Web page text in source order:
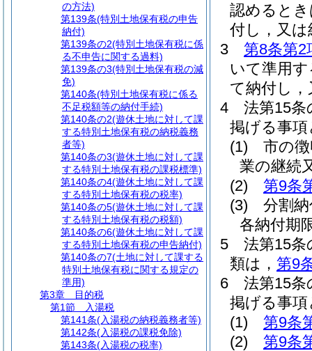
認めると
付し，又
3
第8条第2
いて準用
て納付し
4
法第15
掲げる事
(1)
市の
業の継続
(2)
第9条
(3)
分割
各納付期
5
法第15条
類は， 第9
6
法第15
掲げる事
(1)
第9条
(2)
第9条
の方法)
第139条(特別土地保有税の申告
納付)
第139条の2(特別土地保有税に係
る不申告に関する過料)
第139条の3(特別土地保有税の減
免)
第140条(特別土地保有税に係る
不足税額等の納付手続)
第140条の2(遊休土地に対して課
する特別土地保有税の納税義務
者等)
第140条の3(遊休土地に対して課
する特別土地保有税の課税標準)
第140条の4(遊休土地に対して課
する特別土地保有税の税率)
第140条の5(遊休土地に対して課
する特別土地保有税の税額)
第140条の6(遊休土地に対して課
する特別土地保有税の申告納付)
第140条の7(土地に対して課する
特別土地保有税に関する規定の
準用)
第3章
目的税
第1節
入湯税
第141条(入湯税の納税義務者等)
第142条(入湯税の課税免除)
第143条(入湯税の税率)